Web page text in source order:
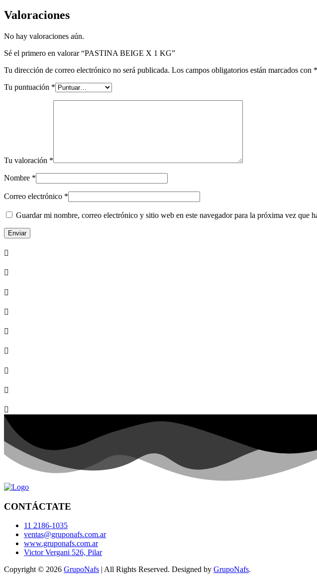
Valoraciones
No hay valoraciones aún.
Sé el primero en valorar “PASTINA BEIGE X 1 KG”
Tu dirección de correo electrónico no será publicada. Los campos obligatorios están marcados con *
Tu puntuación *
Tu valoración *
Nombre *
Correo electrónico *
Guardar mi nombre, correo electrónico y sitio web en este navegador para la próxima vez que
CONTÁCTATE
11 2186-1035
ventas@gruponafs.com.ar
www.gruponafs.com.ar
Victor Vergani 526, Pilar
Copyright © 2026 GrupoNafs | All Rights Reserved. Designed by GrupoNafs.